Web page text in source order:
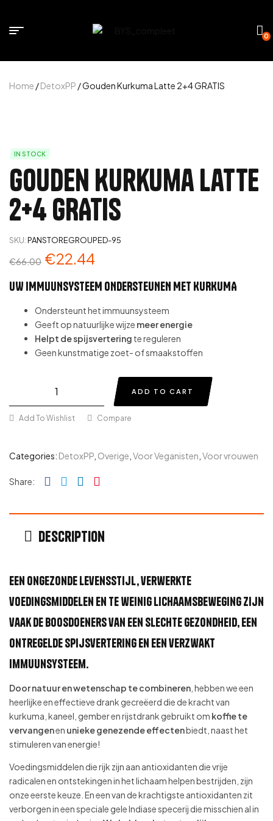
0
Home /DetoxPP / Gouden Kurkuma Latte 2+4 GRATIS
IN STOCK
Gouden Kurkuma Latte
2+4 GRATIS
SKU:PANSTOREGROUPED-95
€66.00 €22.44
UW IMMUUNSYSTEEM ONDERSTEUNEN MET KURKUMA
Ondersteunt het immuunsysteem
Geeft op natuurlijke wijze meer energie
Helpt de spijsvertering te reguleren
Geen kunstmatige zoet- of smaakstoffen
ADD TO CART
Add To Wishlist Compare
Categories: DetoxPP Overige Voor Veganisten Voor vrouwen
Share: Facebook
TwitterLinkedin
Description
Een ongezonde levensstijl, verwerkte
voedingsmiddelen en te weinig lichaamsbeweging zijn
vaak de boosdoeners van een slechte gezondheid, een
ontregelde spijsvertering en een verzwakt
immuunsysteem.
Door natuur en wetenschap te combineren , hebben we een
heerlijke en effectieve drank gecreëerd die de kracht van
kurkuma, kaneel, gember en rijstdrank gebruikt om koffie te
vervangenen unieke genezende effectenbiedt, naast het
stimuleren van energie!
Voedingsmiddelen die rijk zijn aan antioxidanten die vrije
radicalen en ontstekingen in het lichaam helpen bestrijden, zijn
onze eerste keuze. En een van de krachtigste antioxidanten zit
verborgen in een speciale gele Indiase specerij die misschien al in